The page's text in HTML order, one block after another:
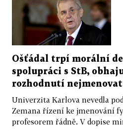
Ošťádal trpí morální
spolupráci s StB,
rozhodnutí
Univerzita Karlova nevedla
Zemana řízení ke jmenování
profesorem řádně. V dopise